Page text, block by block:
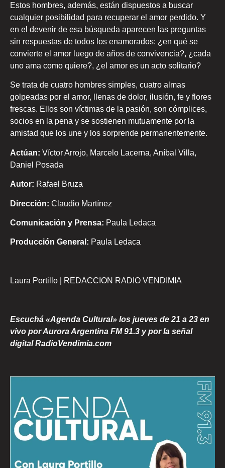
Estos hombres, además, están dispuestos a buscar
cualquier posibilidad para recuperar el amor perdido. Y
en el devenir de esa búsqueda aparecen las preguntas
sin respuestas de todos los enamorados: ¿en qué se
convierte el amor luego de años de convivencia?, ¿cada
uno ama como quiere?, ¿el amor es un acto solitario?
Se trata de cuatro hombres simples, cuatro almas
golpeadas por el amor, llenas de dolor, ilusión, fe y flores
frescas. Ellos son víctimas de la pasión, son cómplices,
socios en la pena y se sostienen mutuamente por la
amistad que los une y los sorprende permanentemente.
Actúan: Víctor Arrojo, Marcelo Lacerna, Aníbal Villa,
Daniel Posada
Autor: Rafael Bruza
Dirección: Claudio Martínez
Comunicación y Prensa: Paula Ledaca
Producción General: Paula Ledaca
Laura Portillo | REDACCION RADIO VENDIMIA
Escuchá «Agenda Cultural» los jueves de 21 a 23 en
vivo por Aurora Argentina FM 91.3 y por la señal
digital RadioVendimia.com